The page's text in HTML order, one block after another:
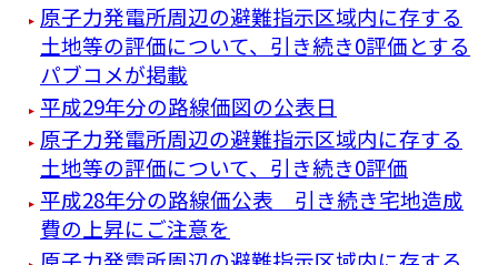
原子力発電所周辺の避難指示区域内に存する
土地等の評価について、引き続き0評価とする
パブコメが掲載
平成29年分の路線価図の公表日
原子力発電所周辺の避難指示区域内に存する
土地等の評価について、引き続き0評価
平成28年分の路線価公表 引き続き宅地造成
費の上昇にご注意を